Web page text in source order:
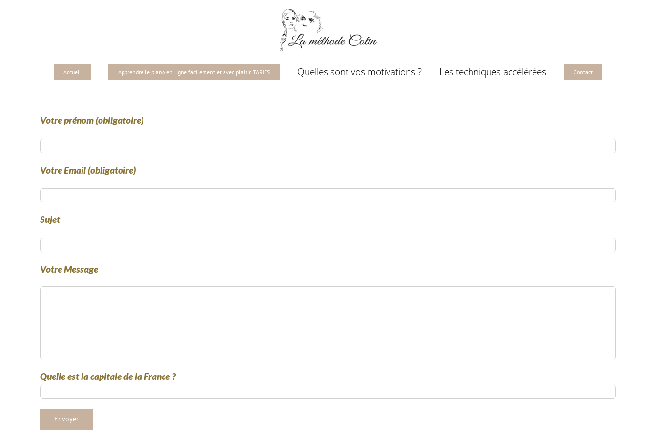
Accueil Apprendre le piano en ligne facilement et avec plaisir, TARIFS Quelles sont vos motivations ? Les techniques accélérées Contact
Votre prénom (obligatoire)
Votre Email (obligatoire)
Sujet
Votre Message
Quelle est la capitale de la France ?